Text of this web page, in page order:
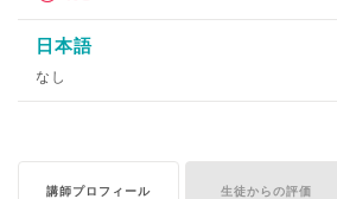
日本語
なし
講師プロフィール 生徒からの評価